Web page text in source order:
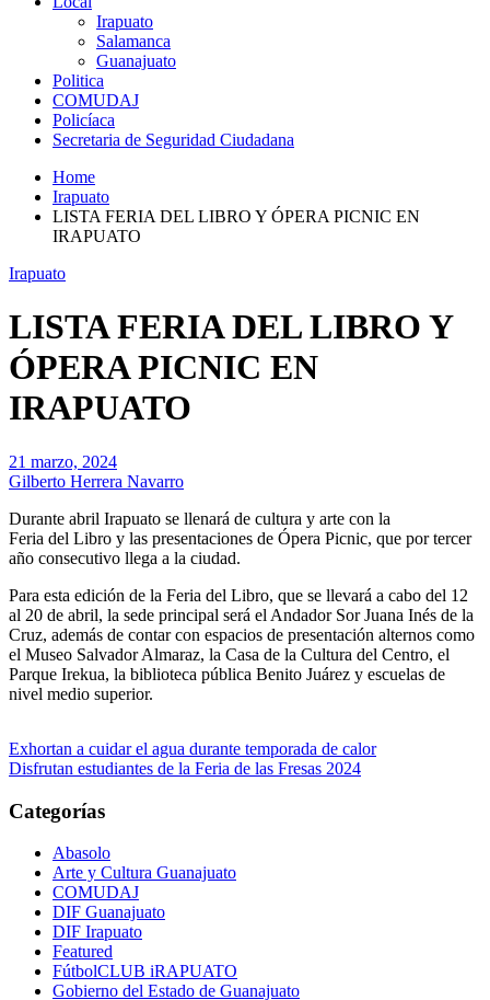
Irapuato
Salamanca
Guanajuato
Politica
COMUDAJ
Policíaca
Secretaria de Seguridad Ciudadana
Home
Irapuato
LISTA FERIA DEL LIBRO Y ÓPERA PICNIC EN
IRAPUATO
Irapuato
LISTA FERIA DEL LIBRO Y
ÓPERA PICNIC EN
IRAPUATO
21 marzo, 2024
Gilberto Herrera Navarro
Durante abril Irapuato se llenará de cultura y arte con la
Feria del Libro y las presentaciones de Ópera Picnic, que por tercer
año consecutivo llega a la ciudad.
Para esta edición de la Feria del Libro, que se llevará a cabo del 12
al 20 de abril, la sede principal será el Andador Sor Juana Inés de la
Cruz, además de contar con espacios de presentación alternos como
el Museo Salvador Almaraz, la Casa de la Cultura del Centro, el
Parque Irekua, la biblioteca pública Benito Juárez y escuelas de
nivel medio superior.
Navegación
de
entradas
Exhortan a cuidar el agua durante temporada de calor
Disfrutan estudiantes de la Feria de las Fresas 2024
Categorías
Abasolo
Arte y Cultura Guanajuato
COMUDAJ
DIF Guanajuato
DIF Irapuato
Featured
FútbolCLUB iRAPUATO
Gobierno del Estado de Guanajuato